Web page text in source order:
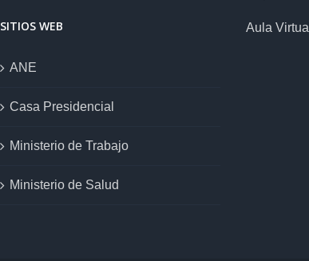
SITIOS WEB
ANE
Casa Presidencial
Ministerio de Trabajo
Ministerio de Salud
Aula Virtual